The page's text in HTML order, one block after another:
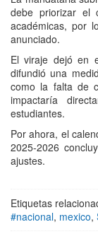
debe priorizar el
académicas, por
anunciado.
El viraje dejó en
difundió una
como la falta de
impactaría
estudiantes.
Por ahora, el
2025-2026
ajustes.
Etiquetas
#nacional, mexico,